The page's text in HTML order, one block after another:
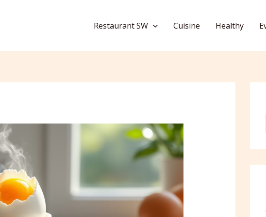
Restaurant SW Cuisine Healthy